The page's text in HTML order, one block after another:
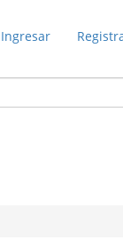
Ingresar